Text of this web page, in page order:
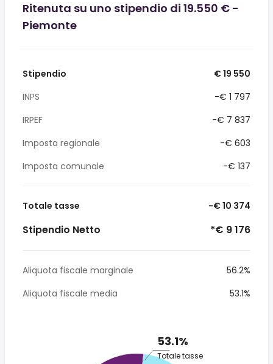
Ritenuta su uno stipendio di 19.550 € -
Piemonte
Stipendio
€ 19 550
INPS
-€ 1 797
IRPEF
-€ 7 837
Imposta regionale
-€ 603
Imposta comunale
-€ 137
Totale tasse -€ 10 374
Stipendio Netto *€ 9 176
Aliquota fiscale marginale
56.2%
Aliquota fiscale media
53.1%
53.1%
Totale tasse